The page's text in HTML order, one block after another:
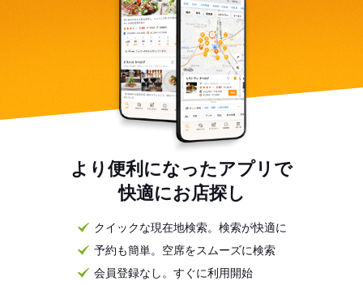
より便利になったアプリで
快適にお店探し
クイックな現在地検索。検索が快適に
予約も簡単。空席をスムーズに検索
会員登録なし。すぐに利用開始